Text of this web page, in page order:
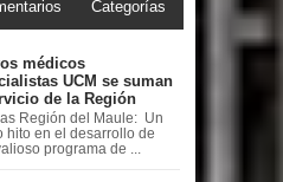
Categorías
médicos
UCM se suman
de la Región
Región del Maule: Un
hito en el desarrollo de
programa de ...